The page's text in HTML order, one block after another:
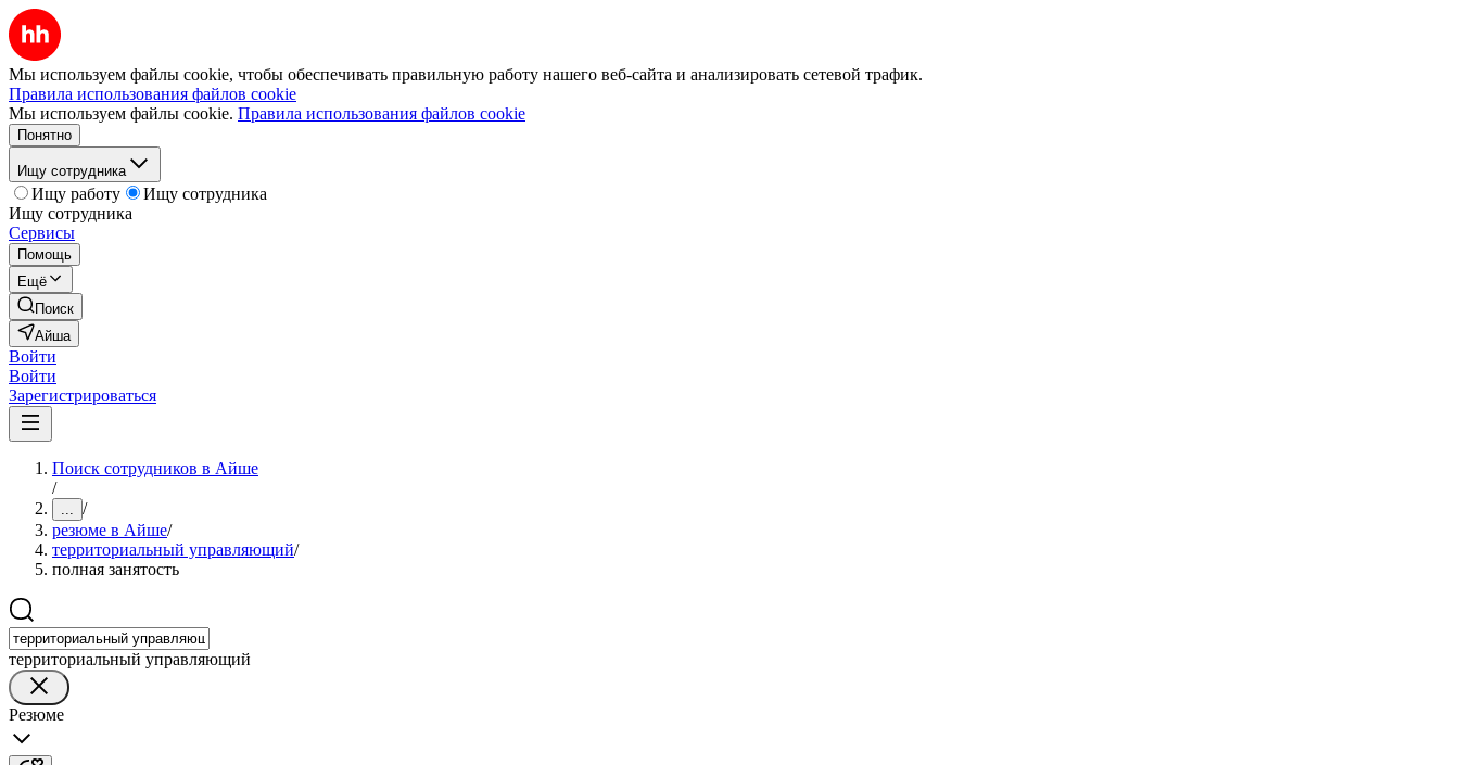
Мы используем файлы cookie, чтобы обеспечивать правильную работу нашего веб-сайта и анализировать сетевой трафик.
Правила использования файлов cookie
Мы используем файлы cookie. Правила использования файлов cookie
Понятно
Ищу сотрудника
Ищу работу
Ищу сотрудника
Ищу сотрудника
Сервисы
Помощь
Ещё
Поиск
Айша
Войти
Войти
Зарегистрироваться
Поиск сотрудников в Айше
/
... /
резюме в Айше/
территориальный управляющий/
полная занятость
территориальный управляющий
Резюме